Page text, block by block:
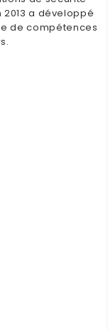
a développé
de compétences